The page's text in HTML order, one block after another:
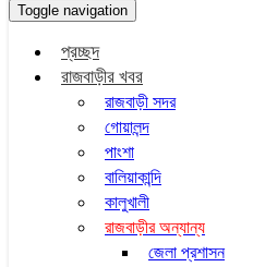
Toggle navigation
প্রচ্ছদ
রাজবাড়ীর খবর
রাজবাড়ী সদর
গোয়ালন্দ
পাংশা
বালিয়াকান্দি
কালুখালী
রাজবাড়ীর অন্যান্য
জেলা প্রশাসন